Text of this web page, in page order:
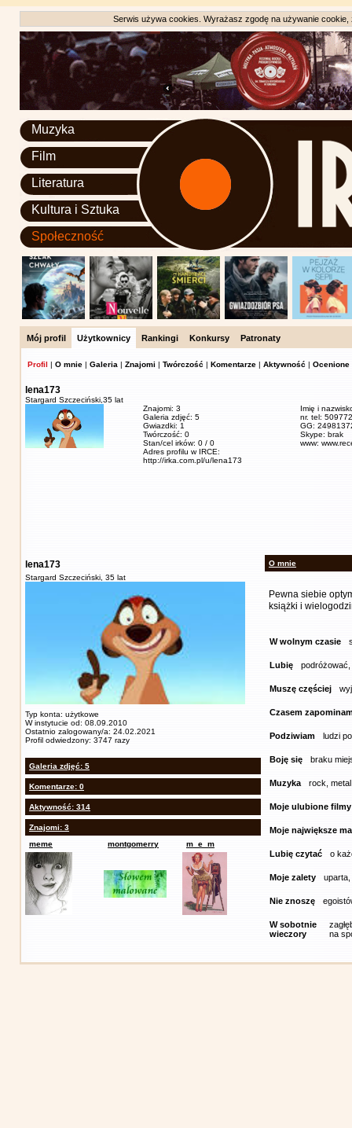
Serwis używa cookies. Wyrażasz zgodę na używanie
Muzyka
Film
Literatura
Kultura i Sztuka
Społeczność
Mój profil Użytkownicy Rankingi Konkursy Patronaty
Profil | O mnie | Galeria | Znajomi | Twórczość | Komentarze | Aktywność | Ocenione
lena173
Stargard Szczeciński, 35 lat
Znajomi: 3
Galeria zdjęć: 5
Gwiazdki: 1
Twórczość: 0
Stan/cel irków: 0 / 0
Adres profilu w IRCE:
http://irka.com.pl/u/lena173
Imię i
nr. tel:
GG:
Skype: brak
www:
lena173
Stargard Szczeciński, 35 lat
Typ konta: użytkowe
W instytucie od: 08.09.2010
Ostatnio zalogowany/a: 24.02.2021
Profil odwiedzony: 3747 razy
Galeria zdjęć: 5
Komentarze: 0
Aktywność: 314
Znajomi: 3
meme
montgomerry m_e_m
O mnie
Pewna siebie
książki i
W wolnym czasie
Lubię
Muszę częściej
Czasem
Podziwiam ludzi
Boję się braku
Muzyka rock, metal
Moje ulubione filmy
Moje największe
Lubię czytać o
Moje zalety
Nie znoszę
W sobotnie
wieczory
na